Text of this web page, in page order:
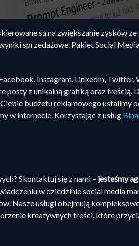
są na zwiększanie zysków
sprzedażowe. Pakiet Social
Instagram, LinkedIn, Twitter.
posty z unikalną grafiką oraz
budżetu reklamowego
w internecie. Korzystając z usług
Skontaktuj się z nami – jesteśmy
w dziedzinie social media
Nasze usługi obejmują
kreatywnych treści, które